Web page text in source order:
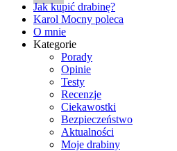
Jak kupić drabinę?
Karol Mocny poleca
O mnie
Kategorie
Porady
Opinie
Testy
Recenzje
Ciekawostki
Bezpieczeństwo
Aktualności
Moje drabiny